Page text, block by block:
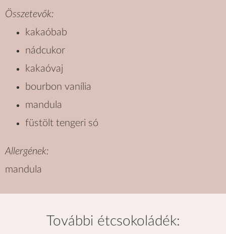
Összetevők:
kakaóbab
nádcukor
kakaóvaj
bourbon vanília
mandula
füstölt tengeri só
Allergének:
mandula
további étcsokoládék: